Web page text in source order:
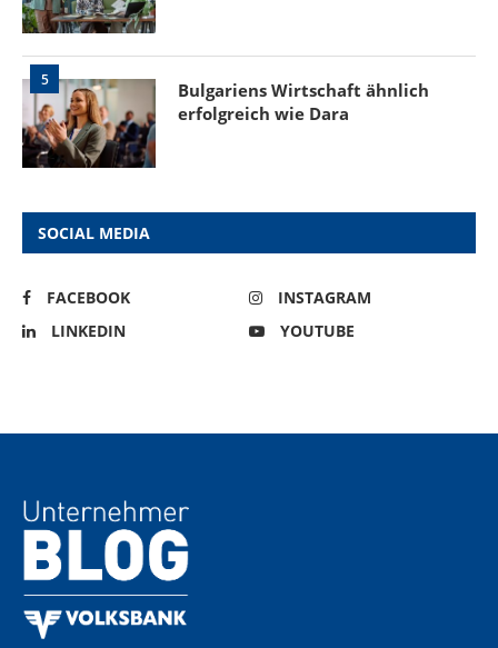
5
Bulgariens Wirtschaft ähnlich
erfolgreich wie Dara
SOCIAL MEDIA
FACEBOOK
INSTAGRAM
LINKEDIN
YOUTUBE